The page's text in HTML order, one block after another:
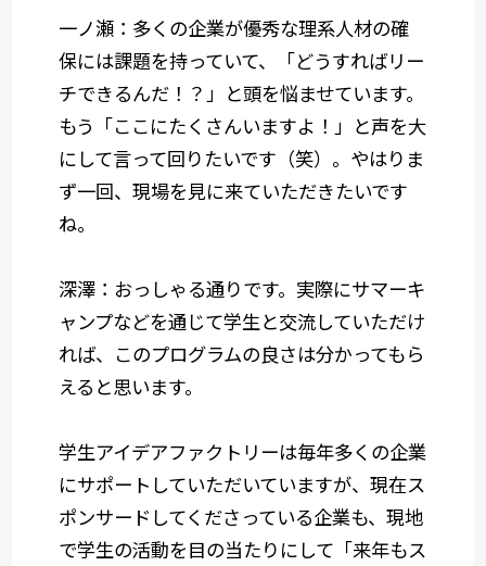
一ノ瀬：多くの企業が優秀な理系人材の確
保には課題を持っていて、「どうすればリー
チできるんだ！？」と頭を悩ませています。
もう「ここにたくさんいますよ！」と声を大
にして言って回りたいです（笑）。やはりま
ず一回、現場を見に来ていただきたいです
ね。
深澤：おっしゃる通りです。実際にサマーキ
ャンプなどを通じて学生と交流していただけ
れば、このプログラムの良さは分かってもら
えると思います。
学生アイデアファクトリーは毎年多くの企業
にサポートしていただいていますが、現在ス
ポンサードしてくださっている企業も、現地
で学生の活動を目の当たりにして「来年もス